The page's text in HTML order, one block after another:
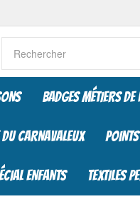
BADGES MÉTIERS DE
CARNAVALEUX
ENFANTS TEXTILES